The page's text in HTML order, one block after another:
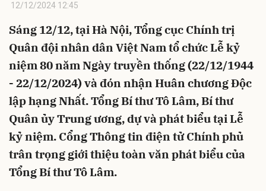
12/12/2024 12:45
Sáng 12/12, tại Hà Nội, Tổng cục Chính trị
Quân đội nhân dân Việt Nam tổ chức Lễ kỷ
niệm 80 năm Ngày truyền thống (22/12/1944
- 22/12/2024) và đón nhận Huân chương Độc
lập hạng Nhất. Tổng Bí thư Tô Lâm, Bí thư
Quân ủy Trung ương, dự và phát biểu tại Lễ
kỷ niệm. Cổng Thông tin điện tử Chính phủ
trân trọng giới thiệu toàn văn phát biểu của
Tổng Bí thư Tô Lâm.